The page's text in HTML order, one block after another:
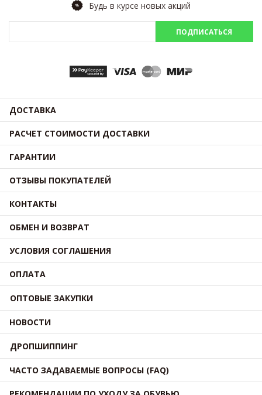
Будь в курсе новых акций
ПОДПИСАТЬСЯ
ДОСТАВКА
РАСЧЕТ СТОИМОСТИ ДОСТАВКИ
ГАРАНТИИ
ОТЗЫВЫ ПОКУПАТЕЛЕЙ
КОНТАКТЫ
ОБМЕН И ВОЗВРАТ
УСЛОВИЯ СОГЛАШЕНИЯ
ОПЛАТА
ОПТОВЫЕ ЗАКУПКИ
НОВОСТИ
ДРОПШИППИНГ
ЧАСТО ЗАДАВАЕМЫЕ ВОПРОСЫ (FAQ)